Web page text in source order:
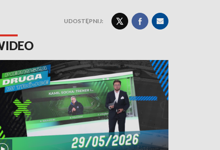
UDOSTĘPNIJ: